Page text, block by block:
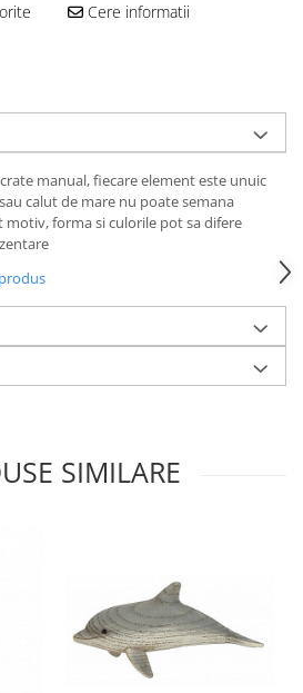
Cere informatii
manual, fiecare element este unuic
calut de mare nu poate semana
motiv, forma si culorile pot sa difere
SIMILARE